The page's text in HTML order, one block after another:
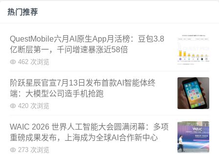
热门推荐
QuestMobile六月AI原生App月活榜：豆包3.8
亿断层第一，千问增速暴涨近58倍
462 次浏览
阶跃星辰官宣7月13日发布首款AI智能体终
端：大模型公司造手机抢跑
420 次浏览
WAIC 2026 世界人工智能大会圆满闭幕：多项
重磅成果发布，上海成为全球AI合作新中心
273 次浏览